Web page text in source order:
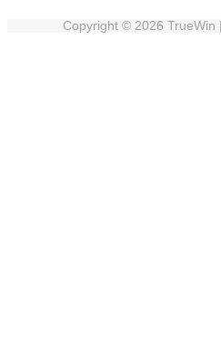
Copyright © 2026 TrueWin